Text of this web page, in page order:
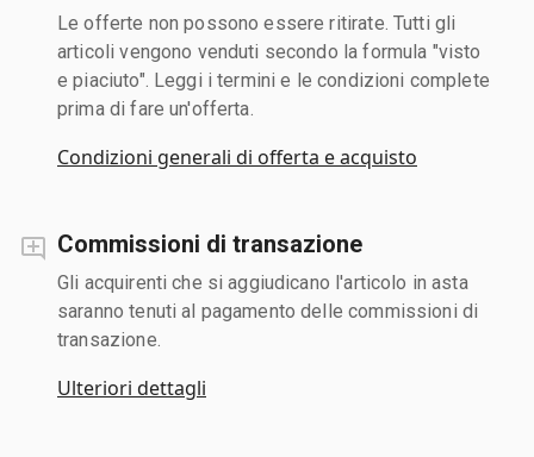
Le offerte non possono essere ritirate. Tutti gli
articoli vengono venduti secondo la formula "visto
e piaciuto". Leggi i termini e le condizioni complete
prima di fare un'offerta.
Condizioni generali di offerta e acquisto
Commissioni di transazione
Gli acquirenti che si aggiudicano l'articolo in asta
saranno tenuti al pagamento delle commissioni di
transazione.
Ulteriori dettagli